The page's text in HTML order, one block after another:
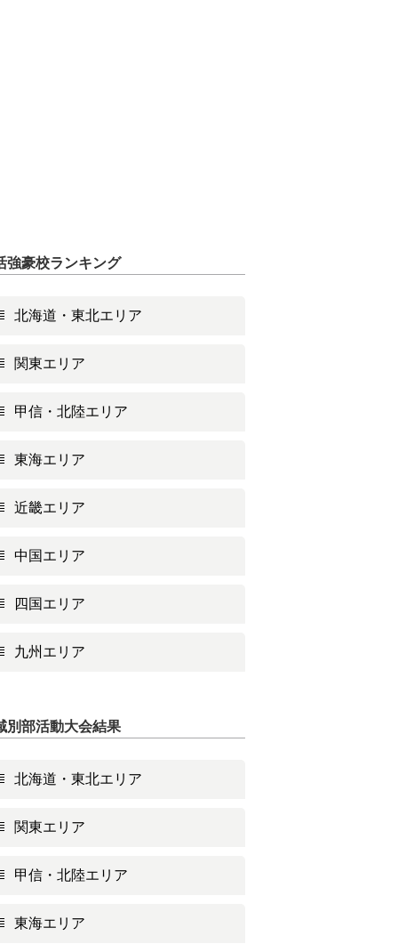
強豪校ランキング
北海道・東北エリア
関東エリア
甲信・北陸エリア
東海エリア
近畿エリア
中国エリア
四国エリア
九州エリア
別部活動大会結果
北海道・東北エリア
関東エリア
甲信・北陸エリア
東海エリア